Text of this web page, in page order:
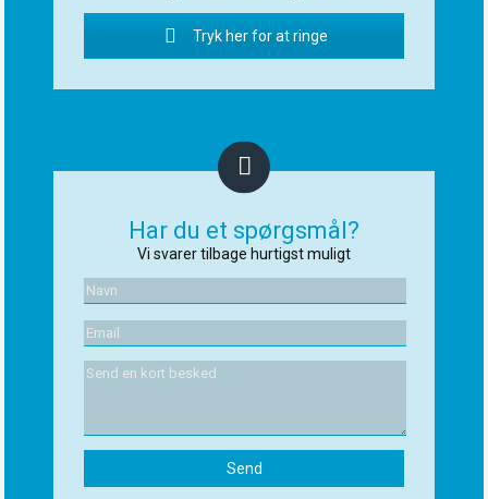
Tryk her for at ringe
Har du et spørgsmål?
Vi svarer tilbage hurtigst muligt